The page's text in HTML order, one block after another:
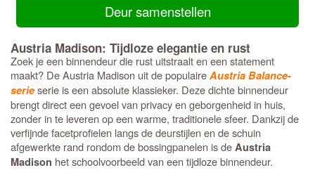
Deur samenstellen
Austria Madison: Tijdloze elegantie en rust
Zoek je een binnendeur die rust uitstraalt en een statement
maakt? De Austria Madison uit de populaireAustria Balance-
serieserie is een absolute klassieker. Deze dichte binnendeur
brengt direct een gevoel van privacy en geborgenheid in huis,
zonder in te leveren op een warme, traditionele sfeer. Dankzij de
verfijnde facetprofielen langs de deurstijlen en de schuin
afgewerkte rand rondom de bossingpanelen is deAustria
Madison het schoolvoorbeeld van een tijdloze binnendeur.